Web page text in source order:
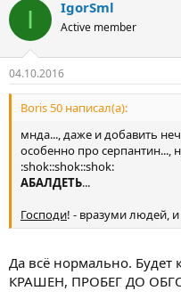
I IgorSml
Active member
04.10.2016
Boris 50 написал(а):
мнда..., даже и добавить
особенно про серпантин...,
:shok::shok::shok:
АБАЛДЕТЬ...
Господи! - вразуми людей,
Да всё нормально. Будет
КРАШЕН, ПРОБЕГ ДО